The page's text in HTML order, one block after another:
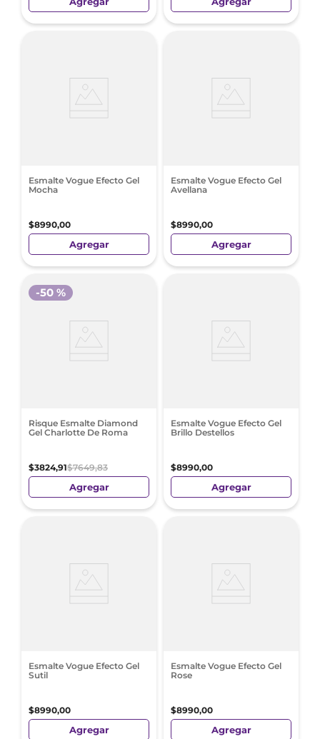
Esmalte Vogue Efecto Gel
Mocha
$8990,00
Agregar
Esmalte Vogue Efecto Gel
Avellana
$8990,00
Agregar
Risque Esmalte Diamond
Gel Charlotte De Roma
$3824,91$7649,83
-50 %
Agregar
Esmalte Vogue Efecto Gel
Brillo Destellos
$8990,00
Agregar
Esmalte Vogue Efecto Gel
Sutil
$8990,00
Agregar
Esmalte Vogue Efecto Gel
Rose
$8990,00
Agregar